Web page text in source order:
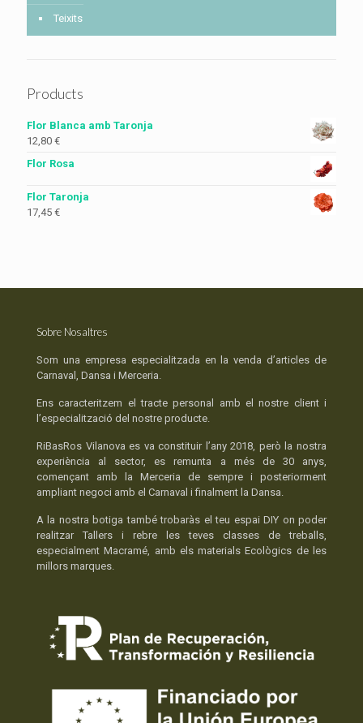
Teixits
Products
Flor Blanca amb Taronja
12,80 €
Flor Rosa
Flor Taronja
17,45 €
Sobre Nosaltres
Som una empresa especialitzada en la venda d’articles de
Carnaval, Dansa i Merceria.
Ens caracteritzem el tracte personal amb el nostre client i
l’especialització del nostre producte.
RiBasRos Vilanova es va constituir l’any 2018, però la nostra
experiència al sector, es remunta a més de 30 anys,
començant amb la Merceria de sempre i posteriorment
ampliant negoci amb el Carnaval i finalment la Dansa.
A la nostra botiga també trobaràs el teu espai DIY on poder
realitzar Tallers i rebre les teves classes de treballs,
especialment Macramé, amb els materials Ecològics de les
millors marques.